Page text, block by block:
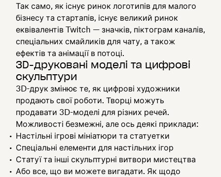
Так само, як існує ринок логотипів для малого
бізнесу та стартапів, існує великий ринок
еквівалентів Twitch — значків, піктограм каналів,
спеціальних смайликів для чату, а також
ефектів та анімації в потоці.
3D-друковані моделі та цифрові
скульптури
3D-друк змінює те, як цифрові художники
продають свої роботи. Творці можуть
продавати 3D-моделі для різних речей.
Можливості безмежні, але ось деякі приклади:
Настільні ігрові мініатюри та статуетки
Спеціальні елементи для настільних ігор
Статуї та інші скульптурні витвори мистецтва
Або все, що ви можете вигадати. Як щодо